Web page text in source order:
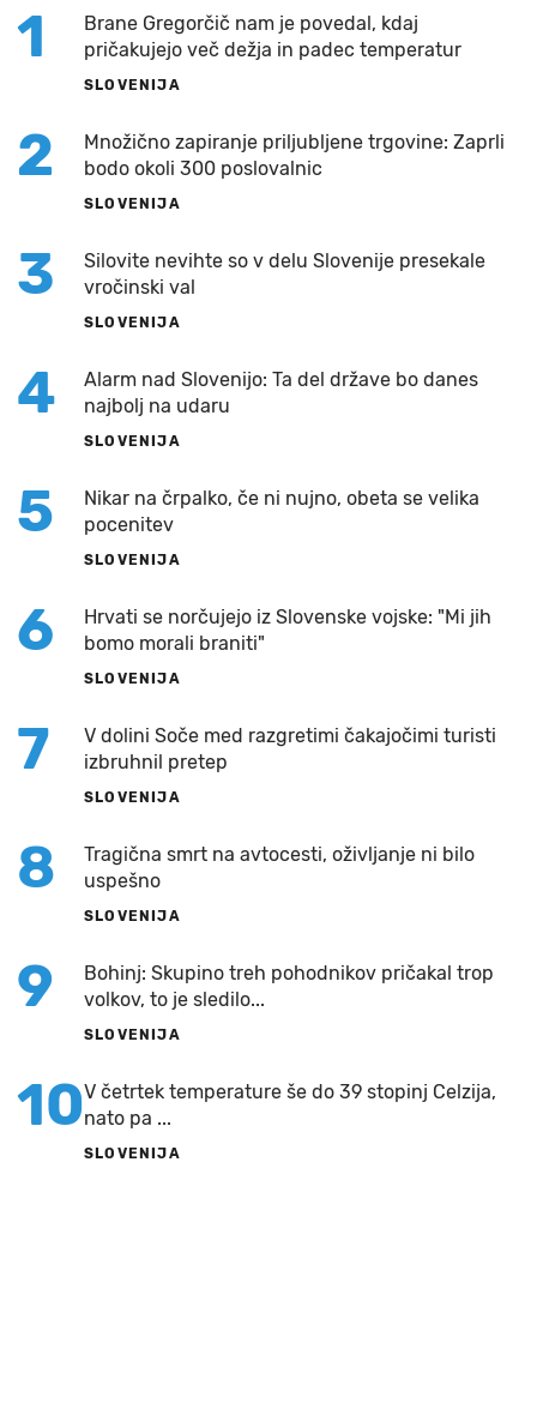
1
Brane Gregorčič nam je povedal, kdaj
pričakujejo več dežja in padec temperatur
SLOVENIJA
2
Množično zapiranje priljubljene trgovine: Zaprli
bodo okoli 300 poslovalnic
SLOVENIJA
3
Silovite nevihte so v delu Slovenije presekale
vročinski val
SLOVENIJA
4
Alarm nad Slovenijo: Ta del države bo danes
najbolj na udaru
SLOVENIJA
5
Nikar na črpalko, če ni nujno, obeta se velika
pocenitev
SLOVENIJA
6
Hrvati se norčujejo iz Slovenske vojske: "Mi jih
bomo morali braniti"
SLOVENIJA
7
V dolini Soče med razgretimi čakajočimi turisti
izbruhnil pretep
SLOVENIJA
8
Tragična smrt na avtocesti, oživljanje ni bilo
uspešno
SLOVENIJA
9
Bohinj: Skupino treh pohodnikov pričakal trop
volkov, to je sledilo...
SLOVENIJA
10V četrtek temperature še do 39 stopinj Celzija,
nato pa ...
SLOVENIJA